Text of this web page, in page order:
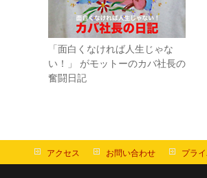
「面白くなければ人生じゃな
い！」 がモットーのカバ社長の
奮闘日記
アクセス お問い合わせ プラ